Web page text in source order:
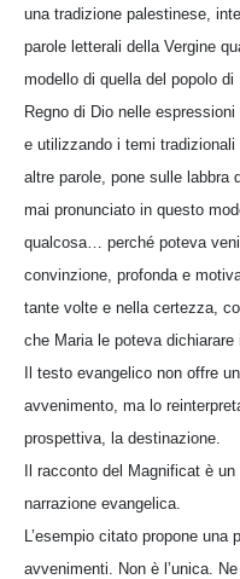
una tradizione palestinese,
parole letterali della Vergine
modello di quella del popolo
Regno di Dio nelle
e utilizzando i temi
altre parole, pone sulle labbra
mai pronunciato in questo
qualcosa… perché poteva
convinzione, profonda e
tante volte e nella certezza,
che Maria le poteva
Il testo evangelico non offre
avvenimento, ma lo
prospettiva, la destinazione.
Il racconto del Magnificat è
narrazione evangelica.
L’esempio citato propone
avvenimenti. Non è l’unica.